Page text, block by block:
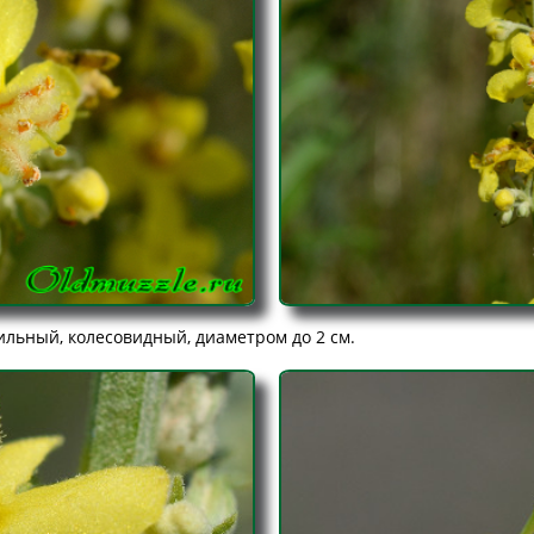
колесовидный, диаметром до 2 см.